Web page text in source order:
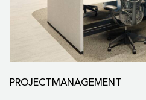
PROJECTMANAGEMENT